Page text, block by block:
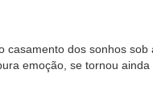
casamento dos sonhos sob
emoção, se tornou ainda